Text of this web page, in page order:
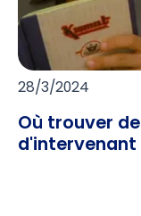
28/3/2024
Où trouver
d'intervenant